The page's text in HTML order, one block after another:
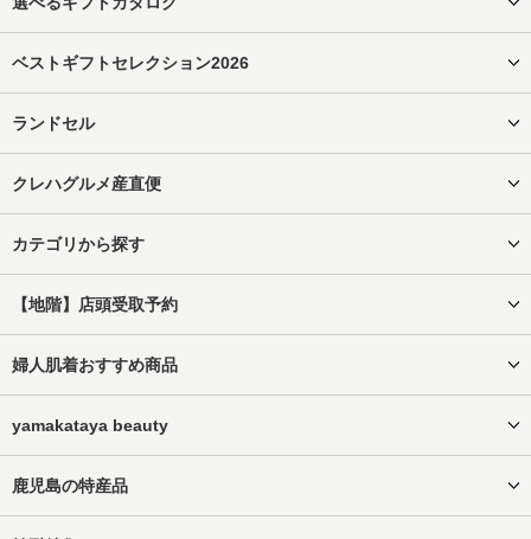
ベストギフトセレクション2026
ランドセル
クレハグルメ産直便
カテゴリから探す
【地階】店頭受取予約
婦人肌着おすすめ商品
yamakataya beauty
鹿児島の特産品